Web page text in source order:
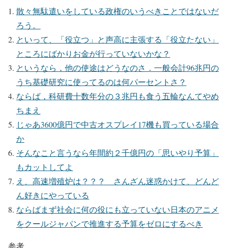
散々無駄遣いをしている政権のいうべきことではないだ
ろう。
といって、「役立つ」と声高に主張する「役立たない」
ところにばかりお金が行っていないかな？
というなら，他の使途はどうなのさ．一般会計96兆円の
うち基礎研究に使ってるのは何パーセントさ？
ならば，科研費十数年分の３兆円も食う五輪なんてやめ
ちまえ
じゃあ3600億円で中古オスプレイ17機も買っている場合
か
そんなこと言うなら年間約２千億円の「思いやり予算」
もカットしてよ
え、高速増殖炉は？？？ さんざん迷惑かけて、どんど
ん好きにやっている
ならばまず社会に何の役にも立っていない日本のアニメ
をクールジャパンで推進する予算をゼロにするべき
参考